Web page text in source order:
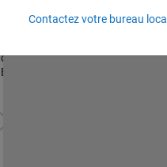
Engineer
qualité |
Expérimenté(e)
Contactez votre bureau local